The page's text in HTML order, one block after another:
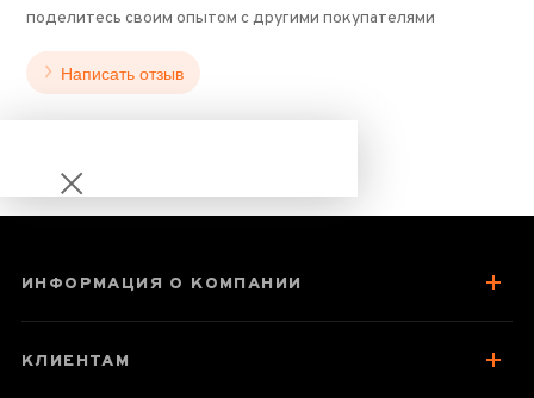
поделитесь своим опытом с другими покупателями
Написать отзыв
Шу Пуэр Мэнхай
ИНФОРМАЦИЯ О КОМПАНИИ
КЛИЕНТАМ